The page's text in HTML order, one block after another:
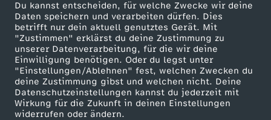
Du kannst entscheiden, für welche Zwecke wir deine
Daten speichern und verarbeiten dürfen. Dies
betrifft nur dein aktuell genutztes Gerät. Mit
"Zustimmen" erklärst du deine Zustimmung zu
unserer Datenverarbeitung, für die wir deine
Einwilligung benötigen. Oder du legst unter
"Einstellungen/Ablehnen" fest, welchen Zwecken du
deine Zustimmung gibst und welchen nicht. Deine
Datenschutzeinstellungen kannst du jederzeit mit
Wirkung für die Zukunft in deinen Einstellungen
widerrufen oder ändern.
ZDF goes Schule
Werbefernsehen
Mainzelmännchen